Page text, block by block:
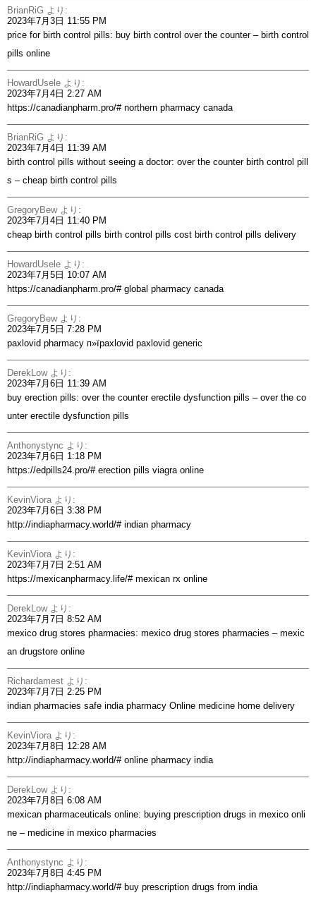
BrianRiG より:
2023年7月3日 11:55 PM
price for birth control pills: buy birth control over the counter– birth control
pills online
HowardUsele より:
2023年7月4日 2:27 AM
https://canadianpharm.pro/#northern pharmacy canada
BrianRiG より:
2023年7月4日 11:39 AM
birth control pills without seeing a doctor: over the counter birth control pill
s – cheap birth control pills
GregoryBew より:
2023年7月4日 11:40 PM
cheap birth control pills birth control pills cost birth control pills delivery
HowardUsele より:
2023年7月5日 10:07 AM
https://canadianpharm.pro/#global pharmacy canada
GregoryBew より:
2023年7月5日 7:28 PM
paxlovid pharmacy п»їpaxlovid paxlovid generic
DerekLow より:
2023年7月6日 11:39 AM
buy erection pills: over the counter erectile dysfunction pills – over the co
unter erectile dysfunction pills
Anthonystync より:
2023年7月6日 1:18 PM
https://edpills24.pro/#erection pills viagra online
KevinViora より:
2023年7月6日 3:38 PM
http://indiapharmacy.world/#indian pharmacy
KevinViora より:
2023年7月7日 2:51 AM
https://mexicanpharmacy.life/#mexican rx online
DerekLow より:
2023年7月7日 8:52 AM
mexico drug stores pharmacies: mexico drug stores pharmacies – mexic
an drugstore online
Richardamest より:
2023年7月7日 2:25 PM
indian pharmacies safe india pharmacy Online medicine home delivery
KevinViora より:
2023年7月8日 12:28 AM
http://indiapharmacy.world/#online pharmacy india
DerekLow より:
2023年7月8日 6:08 AM
mexican pharmaceuticals online: buying prescription drugs in mexico onli
ne – medicine in mexico pharmacies
Anthonystync より:
2023年7月8日 4:45 PM
http://indiapharmacy.world/#buy prescription drugs from india